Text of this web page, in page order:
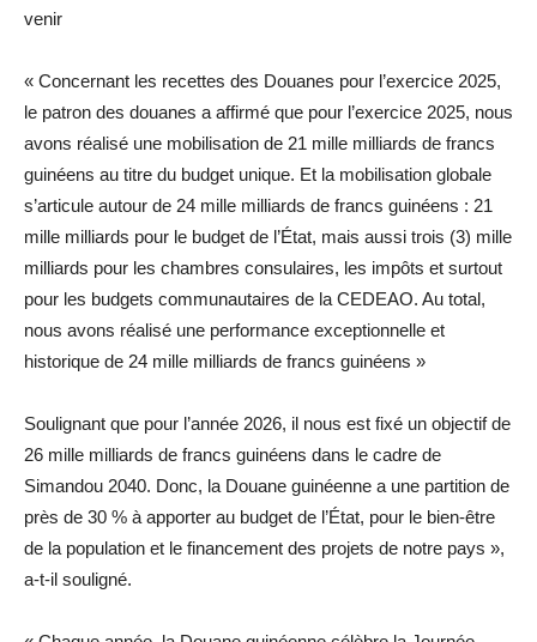
venir
« Concernant les recettes des Douanes pour l’exercice 2025,
le patron des douanes a affirmé que pour l’exercice 2025, nous
avons réalisé une mobilisation de 21 mille milliards de francs
guinéens au titre du budget unique. Et la mobilisation globale
s’articule autour de 24 mille milliards de francs guinéens : 21
mille milliards pour le budget de l’État, mais aussi trois (3) mille
milliards pour les chambres consulaires, les impôts et surtout
pour les budgets communautaires de la CEDEAO. Au total,
nous avons réalisé une performance exceptionnelle et
historique de 24 mille milliards de francs guinéens »
Soulignant que pour l’année 2026, il nous est fixé un objectif de
26 mille milliards de francs guinéens dans le cadre de
Simandou 2040. Donc, la Douane guinéenne a une partition de
près de 30 % à apporter au budget de l’État, pour le bien-être
de la population et le financement des projets de notre pays »,
a-t-il souligné.